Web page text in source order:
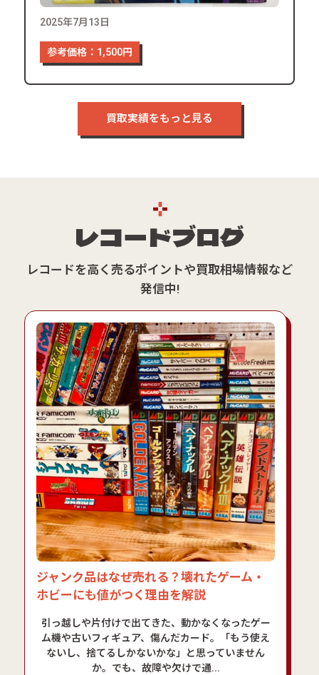
2025年7月13日
参考価格：1,500円
買取実績をもっと見る
レコードブログ
レコードを高く売るポイントや買取相場情報など
発信中!
ジャンク品はなぜ売れる？壊れたゲーム・
ホビーにも値がつく理由を解説
引っ越しや片付けで出てきた、動かなくなったゲー
ム機や古いフィギュア、傷んだカード。「もう使え
ないし、捨てるしかないかな」と思っていません
か。でも、故障や欠けで通...